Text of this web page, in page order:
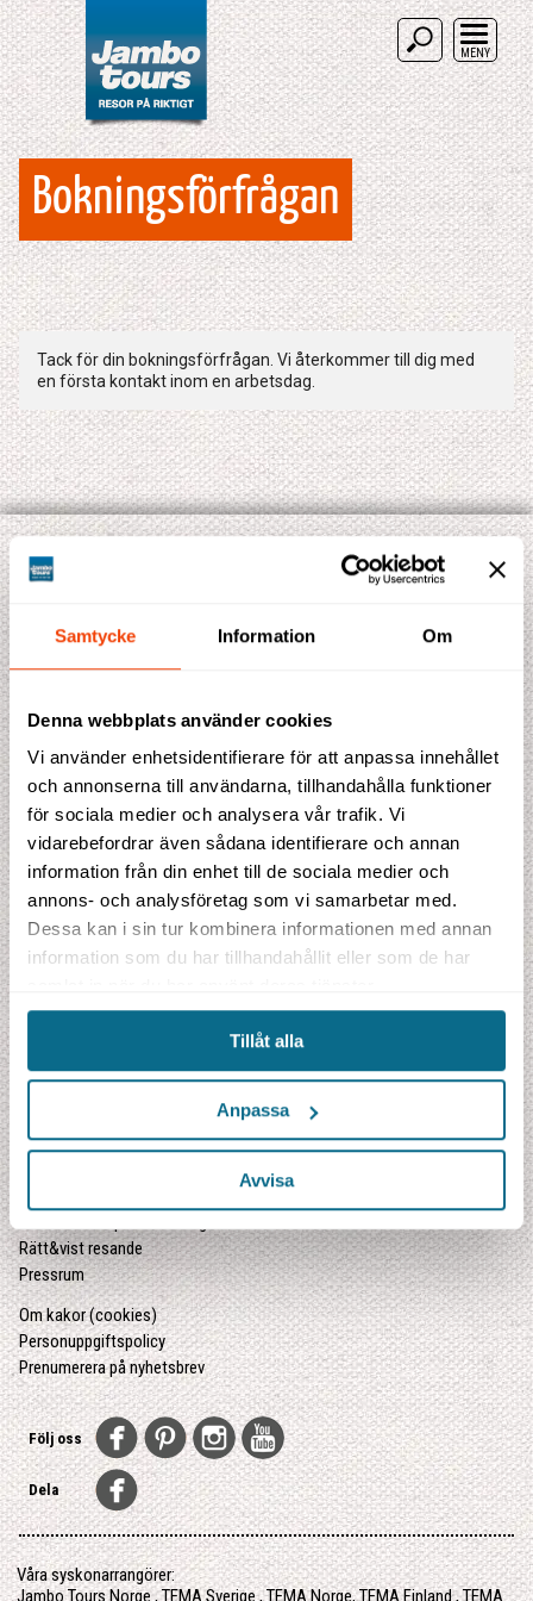
Samtycke Information Om
Denna webbplats använder cookies
Vi använder enhetsidentifierare för att anpassa innehållet
och annonserna till användarna, tillhandahålla funktioner
för sociala medier och analysera vår trafik. Vi
vidarebefordrar även sådana identifierare och annan
information från din enhet till de sociala medier och
annons- och analysföretag som vi samarbetar med.
Dessa kan i sin tur kombinera informationen med annan
information som du har tillhandahållit eller som de har
Tillåt alla
Anpassa
Avvisa
MENY
Bokningsförfrågan
Tack för din bokningsförfrågan. Vi återkommer till dig med
en första kontakt inom en arbetsdag.
UPPTÄCK VÅRA OLIKA TYPER AV RESOR:
Jambo Safari- Safariresor på riktigt
Jambo Explorer- Äventyrsresor i internationell grupp
Jambo Kompass- Färdiga resepaket med utvalda favoriter
Jambo Junior- Familjeresor med riktiga äventyr
Jambo Relax- Skräddarsydda resor till världens bästa
- Kombinera en rundresa med sol & bad eller
storstad
020-52 22 22
Resor på riktigt
Jambos guider
Lediga tjänster – Jobba hos oss
Rätt&vist resande
Pressrum
Om kakor (cookies)
Personuppgiftspolicy
Prenumerera på nyhetsbrev
Följ oss
Dela
Våra syskonarrangörer:
Jambo Tours Norge,TEMA Sverige,TEMA Norge,TEMA Finland,TEMA